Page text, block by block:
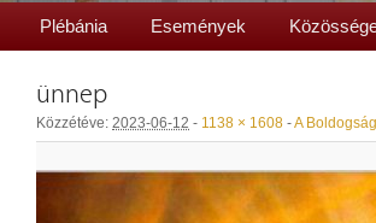
Plébánia Események
ünnep
Közzétéve: 2023-06-12 - 1138 × 1608 -A